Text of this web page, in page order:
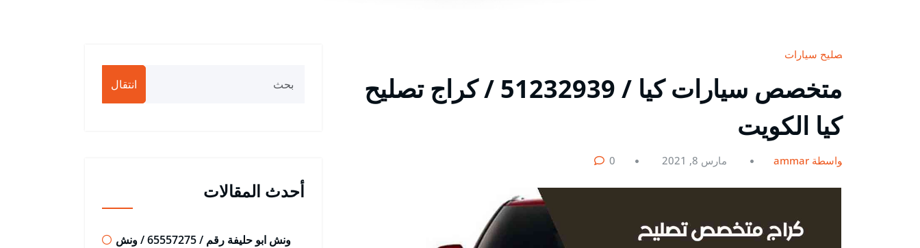
تصليح سيارات
متخصص سيارات كيا / 51232939‬ / كراج تصليح
كيا الكويت
بواسطة ammar مارس 8, 2021 0
انتقال
أحدث المقالات
ونش ابو حليفة رقم / 65557275 / ونش